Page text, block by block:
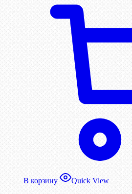
В корзину Quick View